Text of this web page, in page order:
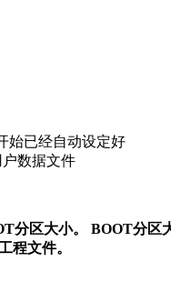
始已经自动设定好
户数据文件
分区大小。 BOOT分区
程文件。